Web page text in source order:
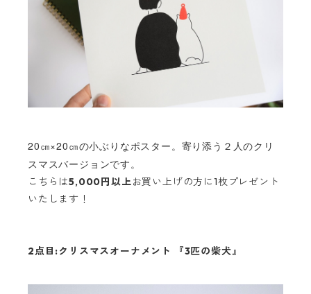
20㎝×20㎝の小ぶりなポスター。寄り添う２人のクリ
スマスバージョンです。
こちらは5,000円以上お買い上げの方に1枚プレゼント
いたします！
2点目:クリスマスオーナメント 『3匹の柴犬』